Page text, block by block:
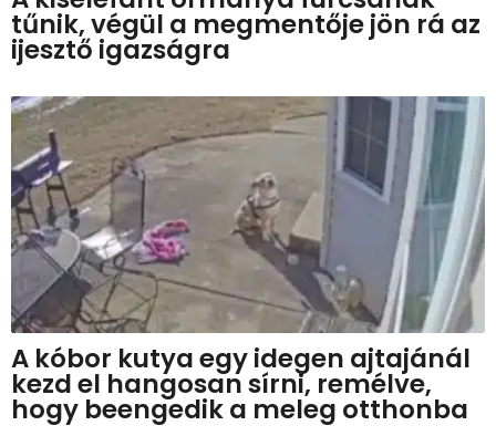
tűnik, végül a megmentője jön rá az
ijesztő igazságra
A kóbor kutya egy idegen ajtajánál
kezd el hangosan sírni, remélve,
hogy beengedik a meleg otthonba